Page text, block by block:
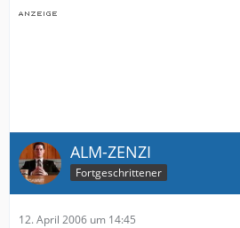
ALM-ZENZI
Fortgeschrittener
12. April 2006 um 14:45